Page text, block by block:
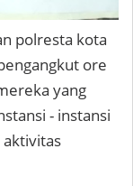
polresta kota
ore
yang
- instansi